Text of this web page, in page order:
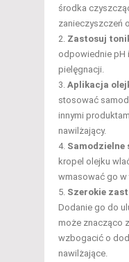
środka
zanieczyszczeń
Zastosuj
odpowiednie pH
pielęgnacji.
Aplikacja
stosować
innymi
nawilżający.
Samodzielne
kropel olejku
wmasować go w
Szerokie
Dodanie go do
może znacząco
wzbogacić o
nawilżające.